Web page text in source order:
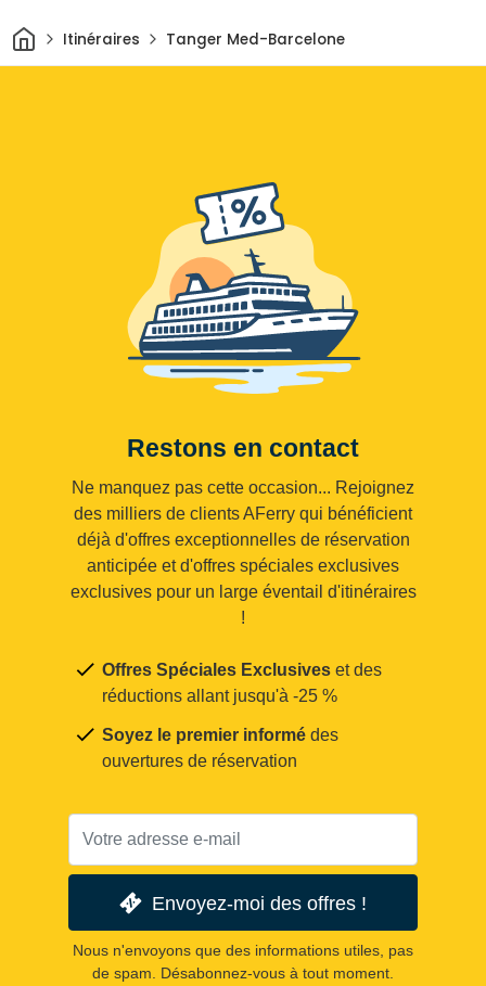
Maison
Itinéraires Tanger Med-Barcelone
Restons en contact
Ne manquez pas cette occasion... Rejoignez
des milliers de clients AFerry qui bénéficient
déjà d'offres exceptionnelles de réservation
anticipée et d'offres spéciales exclusives
exclusives pour un large éventail d'itinéraires
!
Offres Spéciales Exclusives et des
réductions allant jusqu'à -25 %
Soyez le premier informé des
ouvertures de réservation
Envoyez-moi des offres !
Nous n'envoyons que des informations utiles, pas
de spam. Désabonnez-vous à tout moment.